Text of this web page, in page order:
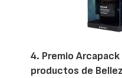
4. Premio
productos de